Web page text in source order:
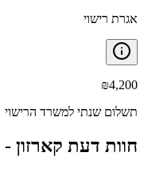
אגרת רישוי
₪4,200
תשלום שנתי למשרד הרישוי
חוות דעת קארזון -